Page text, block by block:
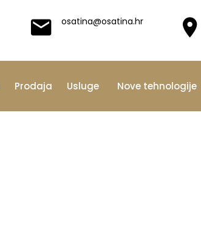
osatina@osatina.hr
Prodaja Usluge Nove tehnologije